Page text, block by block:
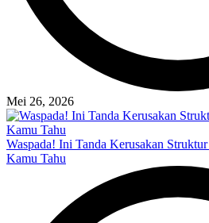
Mei 26, 2026
Waspada! Ini Tanda Kerusakan
Kamu Tahu